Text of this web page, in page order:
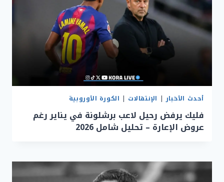
أحدث الأخبار| الإنتقالات | الكورة الأوروبية
فليك يرفض رحيل لاعب برشلونة في يناير رغم
عروض الإعارة – تحليل شامل 2026